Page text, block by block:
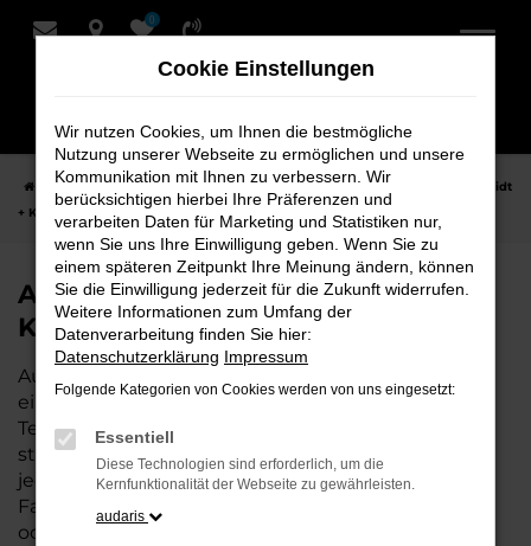
Zum
0
Startseite Achim Audi Audi Q3
Audi Q3 Neuwagen bei Schmidt
+ Koch für Achim
Audi Q3 Neuwagen bei Schmidt +
Koch für Achim
Audi Q3 ist die perfekte Wahl für alle, die für Achim
einen Neuwagen suchen. Mit seiner modernen
Technik, seinem effizienten Antrieb und dem
stilvollen Design ist der Q3 die ideale Lösung für
jeden, der ein zuverlässiges und komfortables
Fahrzeug möchte. Egal, ob für den Stadtverkehr
oder längere Fahrten – der Q3 bietet Ihnen
Cookie Einstellungen
Wir nutzen Cookies, um Ihnen die bestmögliche
Nutzung unserer Webseite zu ermöglichen und unsere
Kommunikation mit Ihnen zu verbessern. Wir
berücksichtigen hierbei Ihre Präferenzen und
verarbeiten Daten für Marketing und Statistiken nur,
wenn Sie uns Ihre Einwilligung geben. Wenn Sie zu
einem späteren Zeitpunkt Ihre Meinung ändern, können
Sie die Einwilligung jederzeit für die Zukunft widerrufen.
Weitere Informationen zum Umfang der
Datenverarbeitung finden Sie hier:
Datenschutzerklärung Impressum
Folgende Kategorien von Cookies werden von uns eingesetzt:
Essentiell
Diese Technologien sind erforderlich, um die
Kernfunktionalität der Webseite zu gewährleisten.
audaris